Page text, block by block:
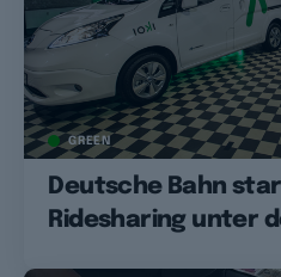
GREEN
Deutsche Bahn
Ridesharing unter